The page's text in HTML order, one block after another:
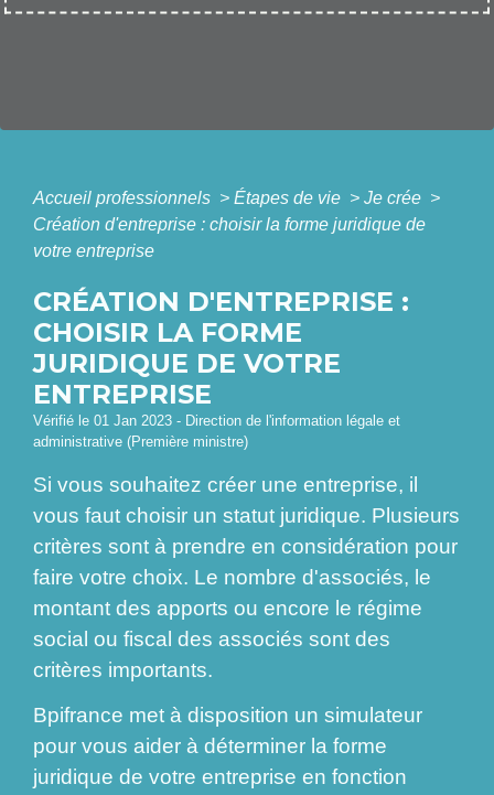
Accueil professionnels > Étapes de vie > Je crée >
Création d'entreprise : choisir la forme juridique de
votre entreprise
CRÉATION D'ENTREPRISE :
CHOISIR LA FORME
JURIDIQUE DE VOTRE
ENTREPRISE
Vérifié le 01 Jan 2023 - Direction de l'information légale et
administrative (Première ministre)
Si vous souhaitez créer une entreprise, il
vous faut choisir un statut juridique. Plusieurs
critères sont à prendre en considération pour
faire votre choix. Le nombre d'associés, le
montant des apports ou encore le régime
social ou fiscal des associés sont des
critères importants.
Bpifrance met à disposition un simulateur
pour vous aider à déterminer la forme
juridique de votre entreprise en fonction